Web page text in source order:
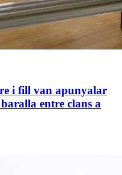
i fill van apunyalar
entre clans a